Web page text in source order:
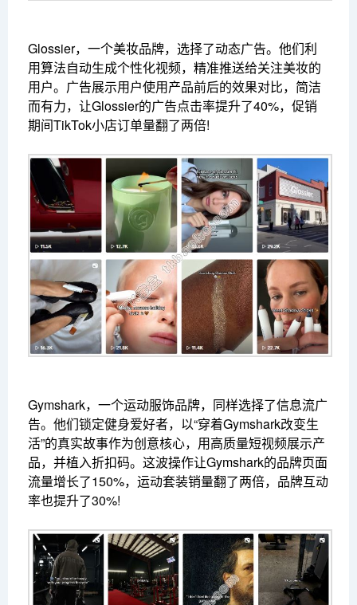
Glossier，一个美妆品牌，选择了动态广告。他们利
用算法自动生成个性化视频，精准推送给关注美妆的
用户。广告展示用户使用产品前后的效果对比，简洁
而有力，让Glossier的广告点击率提升了40%，促销
期间TikTok小店订单量翻了两倍!
Gymshark，一个运动服饰品牌，同样选择了信息流广
告。他们锁定健身爱好者，以“穿着Gymshark改变生
活”的真实故事作为创意核心，用高质量短视频展示产
品，并植入折扣码。这波操作让Gymshark的品牌页面
流量增长了150%，运动套装销量翻了两倍，品牌互动
率也提升了30%!